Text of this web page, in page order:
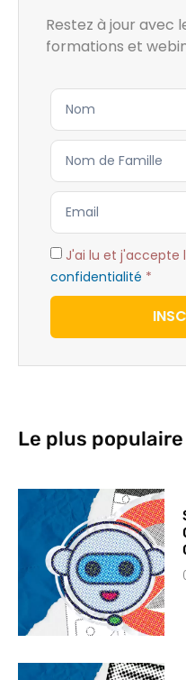
Restez à jour avec
formations et
J'ai lu et j'accepte
confidentialité *
Le plus populaire